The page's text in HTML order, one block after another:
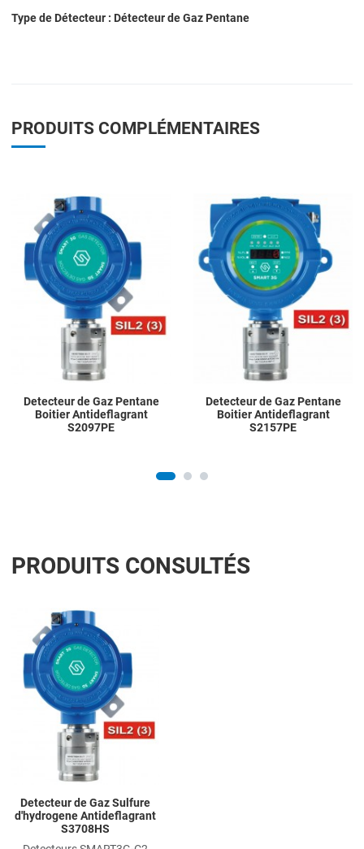
Type de Détecteur : Détecteur de Gaz Pentane
PRODUITS COMPLÉMENTAIRES
Add to Wishlist
Add to Compare
Quick View
Detecteur de Gaz Pentane
Boitier Antideflagrant
S2097PE
Detecteur de Gaz Pentane
Boitier Antideflagrant
S2157PE
PRODUITS CONSULTÉS
Detecteur de Gaz Sulfure
d'hydrogene Antideflagrant
S3708HS